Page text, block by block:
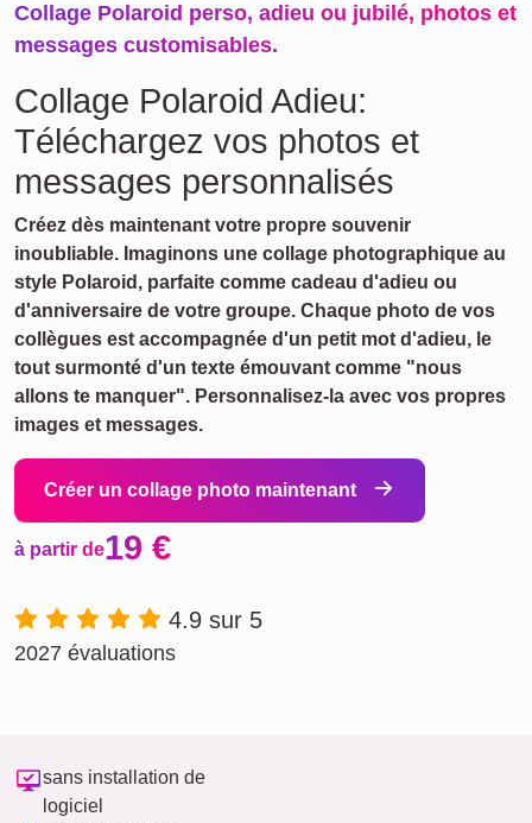
Collage Polaroid perso, adieu ou jubilé, photos et
messages customisables.
Collage Polaroid Adieu:
Téléchargez vos photos et
messages personnalisés
Créez dès maintenant votre propre souvenir
inoubliable. Imaginons une collage photographique au
style Polaroid, parfaite comme cadeau d'adieu ou
d'anniversaire de votre groupe. Chaque photo de vos
collègues est accompagnée d'un petit mot d'adieu, le
tout surmonté d'un texte émouvant comme "nous
allons te manquer". Personnalisez-la avec vos propres
images et messages.
Créer un collage photo maintenant
à partir de19 €
4.9 sur 5
2027 évaluations
sans installation de
logiciel